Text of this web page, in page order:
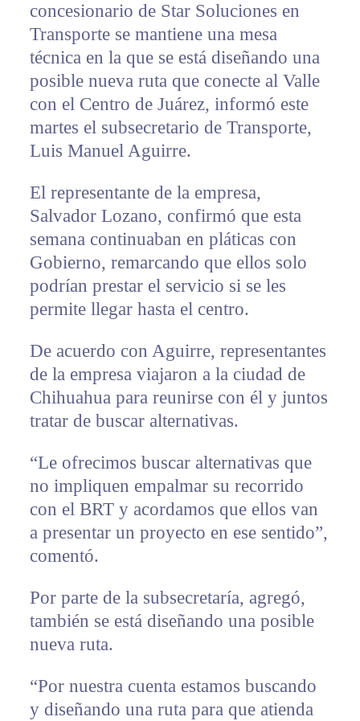
concesionario de Star Soluciones en
Transporte se mantiene una mesa
técnica en la que se está diseñando una
posible nueva ruta que conecte al Valle
con el Centro de Juárez, informó este
martes el subsecretario de Transporte,
Luis Manuel Aguirre.
El representante de la empresa,
Salvador Lozano, confirmó que esta
semana continuaban en pláticas con
Gobierno, remarcando que ellos solo
podrían prestar el servicio si se les
permite llegar hasta el centro.
De acuerdo con Aguirre, representantes
de la empresa viajaron a la ciudad de
Chihuahua para reunirse con él y juntos
tratar de buscar alternativas.
“Le ofrecimos buscar alternativas que
no impliquen empalmar su recorrido
con el BRT y acordamos que ellos van
a presentar un proyecto en ese sentido”,
comentó.
Por parte de la subsecretaría, agregó,
también se está diseñando una posible
nueva ruta.
“Por nuestra cuenta estamos buscando
y diseñando una ruta para que atienda